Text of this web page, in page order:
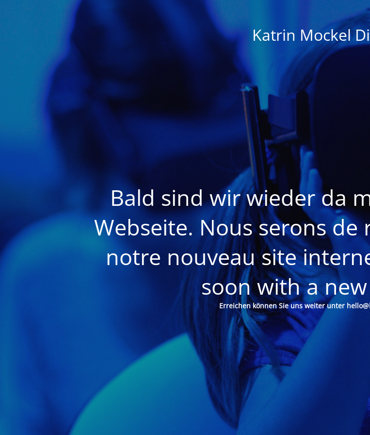
Katrin Mockel
Bald sind wir wieder da
Webseite. Nous serons
notre nouveau site
soon with a
Erreichen können Sie uns weiter unter